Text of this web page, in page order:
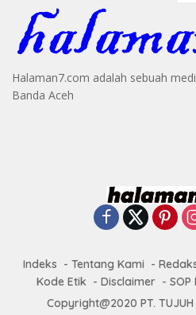
Halaman7.com adalah sebuah
Banda Aceh
Indeks Tentang Kami
Kode Etik
Disclaimer
Copyright@2020 PT. TUJUH